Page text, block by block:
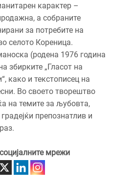
карактер –
а собраните
за потребите на
селото Кореница.
(родена 1976 година
збирките „Гласот на
како и текстописец на
Во своето творештво
на темите за љубовта,
препознатлив и
мрежи